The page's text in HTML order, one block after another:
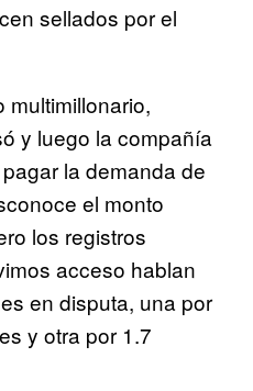
sellados por el
multimillonario,
y luego la compañía
la demanda de
el monto
los registros
acceso hablan
en disputa, una por
y otra por 1.7